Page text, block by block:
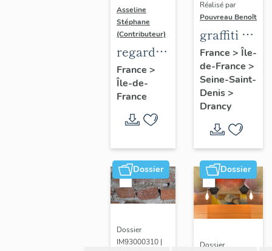
Asseline
Stéphane
(Contributeur)
regard
photographique
sur les
paysages
de la
de
France.
France >
Île-de-
France
Réalisé par
Pouvreau Benoît
graffiti de
chambrée
sur
revers de
façade
France > Île-
de-France >
Seine-Saint-
Denis>
Drancy
Dossier
Dossier
IM93000310 |
Dossier
Dossier